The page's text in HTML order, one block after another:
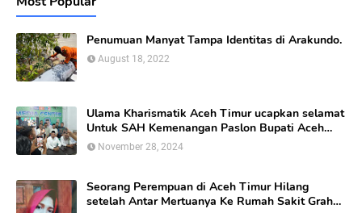
Penumuan Manyat Tampa Identitas di Arakundo.
August 18, 2022
Ulama Kharismatik Aceh Timur ucapkan selamat
Untuk SAH Kemenangan Paslon Bupati Aceh
Timur calon nomor Urut 01
November 28, 2024
Seorang Perempuan di Aceh Timur Hilang
setelah Antar Mertuanya Ke Rumah Sakit Graha